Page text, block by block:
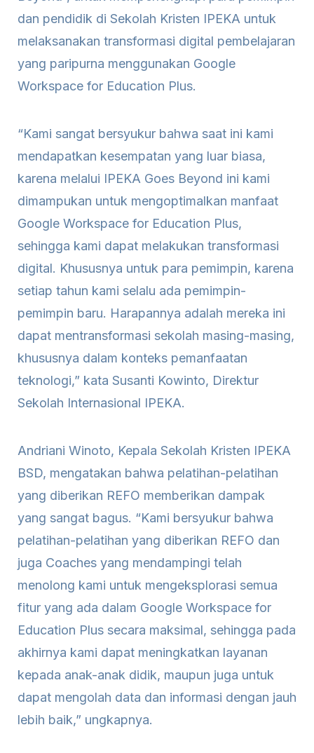
dan pendidik di Sekolah Kristen IPEKA untuk
melaksanakan transformasi digital pembelajaran
yang paripurna menggunakan Google
Workspace for Education Plus.
“Kami sangat bersyukur bahwa saat ini kami
mendapatkan kesempatan yang luar biasa,
karena melalui IPEKA Goes Beyond ini kami
dimampukan untuk mengoptimalkan manfaat
Google Workspace for Education Plus,
sehingga kami dapat melakukan transformasi
digital. Khususnya untuk para pemimpin, karena
setiap tahun kami selalu ada pemimpin-
pemimpin baru. Harapannya adalah mereka ini
dapat mentransformasi sekolah masing-masing,
khususnya dalam konteks pemanfaatan
teknologi,” kata Susanti Kowinto, Direktur
Sekolah Internasional IPEKA.
Andriani Winoto, Kepala Sekolah Kristen IPEKA
BSD, mengatakan bahwa pelatihan-pelatihan
yang diberikan REFO memberikan dampak
yang sangat bagus. “Kami bersyukur bahwa
pelatihan-pelatihan yang diberikan REFO dan
juga Coaches yang mendampingi telah
menolong kami untuk mengeksplorasi semua
fitur yang ada dalam Google Workspace for
Education Plus secara maksimal, sehingga pada
akhirnya kami dapat meningkatkan layanan
kepada anak-anak didik, maupun juga untuk
dapat mengolah data dan informasi dengan jauh
lebih baik,” ungkapnya.